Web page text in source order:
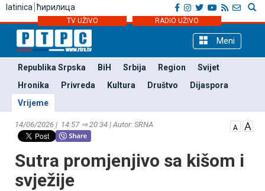
latinica ћирилица
TV UŽIVO RADIO UŽIVO
Meni
Republika Srpska BiH Srbija Region
Svijet
Hronika
Privreda Kultura Društvo
Dijaspora
Vrijeme
14/06/2026 | 14:57 ⇒ 20:34 | Autor: SRNA
Sutra promjenjivo sa kišom i
svježije